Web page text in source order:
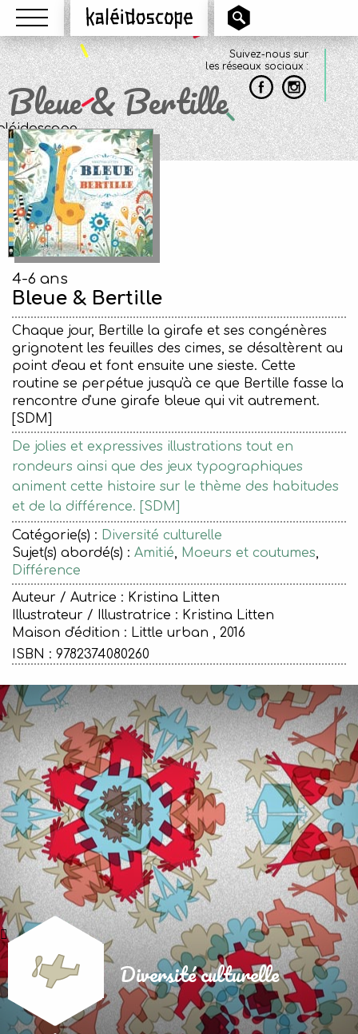
Menu Kaléidoscope
Suivez-nous sur
les réseaux sociaux :
Bleue & Bertille
4-6 ans
Bleue & Bertille
Chaque jour, Bertille la girafe et ses congénères
grignotent les feuilles des cimes, se désaltèrent au
point d'eau et font ensuite une sieste. Cette
routine se perpétue jusqu'à ce que Bertille fasse la
rencontre d'une girafe bleue qui vit autrement.
[SDM]
De jolies et expressives illustrations tout en
rondeurs ainsi que des jeux typographiques
animent cette histoire sur le thème des habitudes
et de la différence. [SDM]
Catégorie(s) : Diversité culturelle
Sujet(s) abordé(s) : Amitié, Moeurs et coutumes,
Différence
Auteur / Autrice : Kristina Litten
Illustrateur / Illustratrice : Kristina Litten
Maison d'édition : Little urban , 2016
ISBN : 9782374080260
Diversité culturelle